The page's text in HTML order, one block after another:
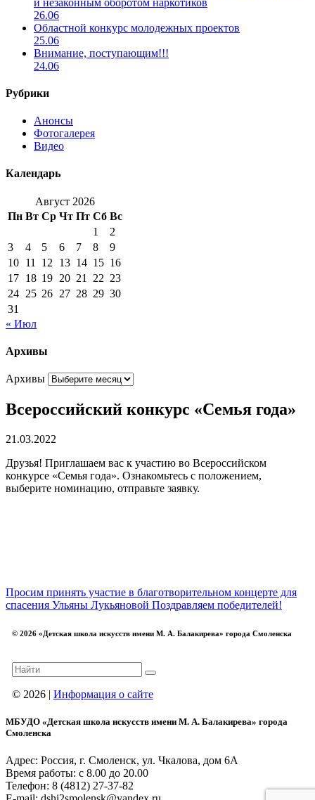
26.06
Областной конкурс молодежных проектов
25.06
Внимание, поступающим!!!
24.06
Рубрики
Анонсы
Фотогалерея
Видео
Календарь
Август 2026
Пн Вт Ср Чт Пт Сб Вс
1
2
3
4 5 6 7 8
9
10 11 12 13 14 15 16
17 18 19 20 21 22 23
24 25 26 27 28 29 30
31
« Июл
Архивы
Архивы
Всероссийский конкурс «Семья года»
21.03.2022
Друзья! Приглашаем вас к участию во Всероссийском
конкурсе «Семья года». Ознакомьтесь с положением,
выберите номинацию, отправьте заявку.
Просим принять участие в благотворительном концерте для
спасения Ульяны Лукьяновой Поздравляем победителей!
© 2026 «Детская школа искусств имени М. А. Балакирева» города Смоленска
© 2026 | Информация о сайте
МБУДО «Детская школа искусств имени М. А. Балакирева» города
Смоленска
Адрес: Россия, г. Смоленск, ул. Чкалова, дом 6А
Время работы: с 8.00 до 20.00
Телефон: 8 (4812) 27-37-82